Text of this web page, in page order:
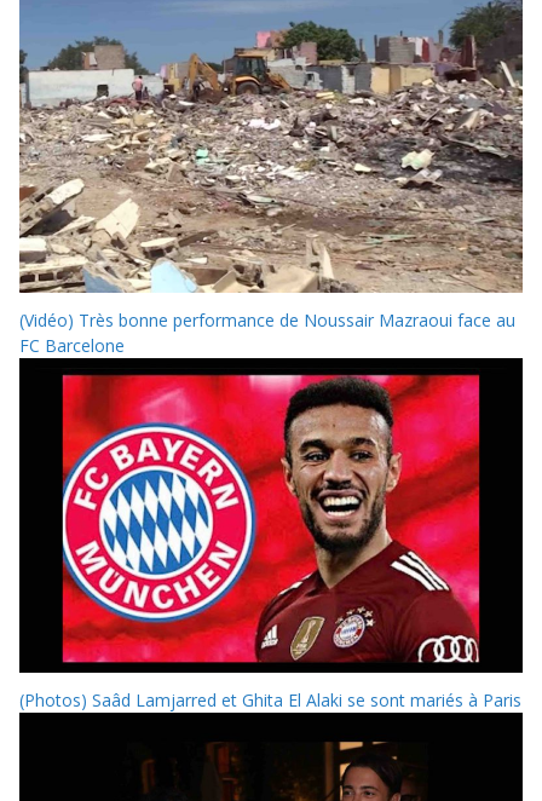
(Vidéo) Très bonne performance de Noussair Mazraoui face au
FC Barcelone
(Photos) Saâd Lamjarred et Ghita El Alaki se sont mariés à Paris